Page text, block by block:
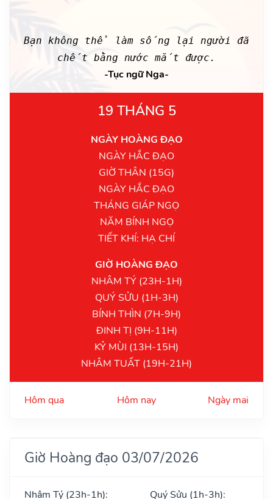
Bạn không thể làm sống lại người đã
chết bằng nước mắt được.
-Tục ngữ Nga-
19 THÁNG 5
NGÀY HOÀNG ĐẠO
NGÀY HẮC ĐẠO
GIỜ THÂN (15G)
NGÀY HẮC ĐẠO
THÁNG GIÁP NGỌ
NĂM BÍNH NGỌ
TIẾT KHÍ: HẠ CHÍ
GIỜ HOÀNG ĐẠO
NHÂM TÝ (23H-1H)
QUÝ SỬU (1H-3H)
BÍNH THÌN (7H-9H)
ĐINH TỊ (9H-11H)
KỶ MÙI (13H-15H)
NHÂM TUẤT (19H-21H)
Hôm qua Hôm nay Ngày mai
Giờ Hoàng đạo 03/07/2026
Nhâm Tý (23h-1h):
Quý Sửu (1h-3h):